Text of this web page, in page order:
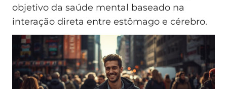
objetivo da saúde mental baseado na
interação direta entre estômago e cérebro.